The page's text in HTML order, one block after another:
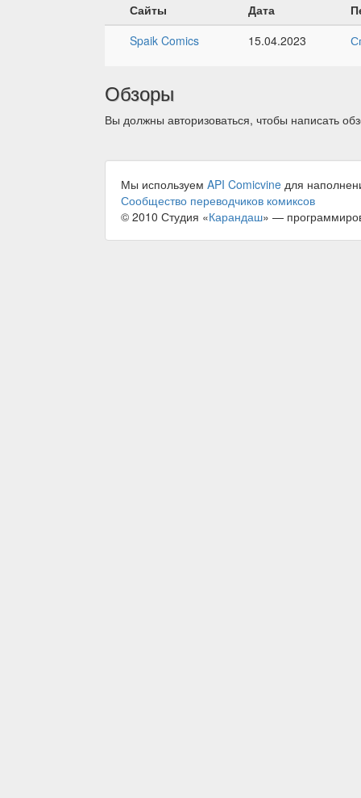
Сайты Дата
Spaik Comics
15.04.2023
Обзоры
Вы должны авторизоваться, чтобы написать
Мы используем API Comicvine для
Сообщество переводчиков комиксов
© 2010 Студия «Карандаш» —